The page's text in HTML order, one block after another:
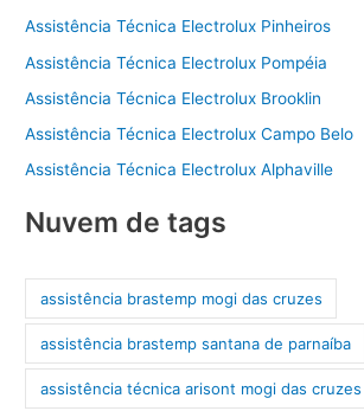
Assistência Técnica Electrolux Pinheiros
Assistência Técnica Electrolux Pompéia
Assistência Técnica Electrolux Brooklin
Assistência Técnica Electrolux Campo Belo
Assistência Técnica Electrolux Alphaville
Nuvem de tags
assistência brastemp mogi das cruzes
assistência brastemp santana de parnaíba
assistência técnica arisont mogi das cruzes